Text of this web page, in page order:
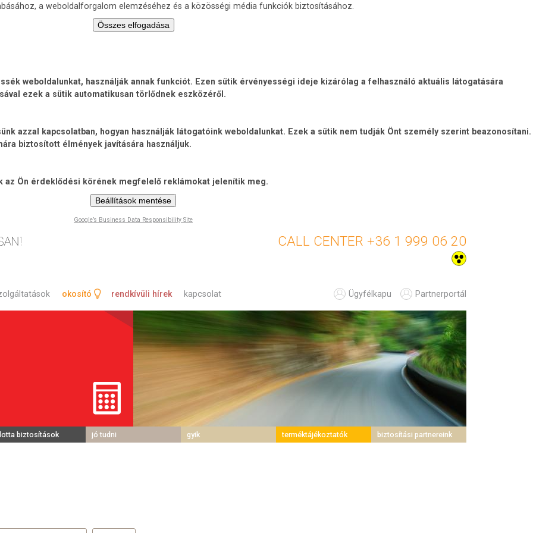
a weboldalforgalom elemzéséhez és a közösségi média funkciók biztosításához.
Összes elfogadása
weboldalunkat, használják annak funkciót. Ezen sütik érvényességi ideje kizárólag a felhasználó aktuális látogatására
ezek a sütik automatikusan törlődnek eszközéről.
azzal kapcsolatban, hogyan használják látogatóink weboldalunkat. Ezek a sütik nem tudják Önt személy szerint beazonosítani.
biztosított élmények javítására használjuk.
az Ön érdeklődési körének megfelelő reklámokat jelenítik meg.
Beállítások mentése
Google’s Business Data Responsibility Site
+36 1 999 06 20
okosító rendkívüli hírek kapcsolat Partnerportál
Ügyfélkapu
biztosítások jó tudni gyik terméktájékoztatók biztosítási partnereink